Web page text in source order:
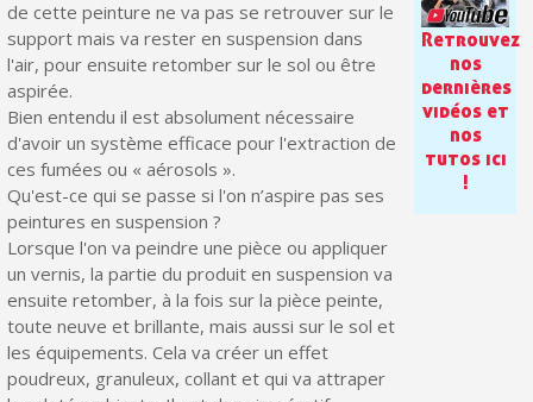
Partagez vos créations et obtenez des bons d'achat
Gagnez des points de fidélité à chaque commande
Livraison sous 24 h en France Métropolitaine
Retour produits sous 14 jours
Réduction de 5€ sur la première commande
10€ de bon d'achat pour chaque parrainage
Inscription à la newsletter : 5€ de réduction
de cette peinture ne va pas se retrouver sur le
support mais va rester en suspension dans
l'air, pour ensuite retomber sur le sol ou être
aspirée.
Bien entendu il est absolument nécessaire
d'avoir un système efficace pour l'extraction de
ces fumées ou « aérosols ».
Qu'est-ce qui se passe si l'on n’aspire pas ses
peintures en suspension ?
Lorsque l'on va peindre une pièce ou appliquer
un vernis, la partie du produit en suspension va
ensuite retomber, à la fois sur la pièce peinte,
toute neuve et brillante, mais aussi sur le sol et
les équipements. Cela va créer un effet
poudreux, granuleux, collant et qui va attraper
Retrouvez
nos
dernières
vidéos et
nos
tutos ici
!